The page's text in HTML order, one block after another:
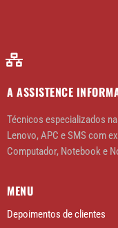
A ASSISTENCE
Técnicos especializados
Lenovo, APC e SMS com
Computador, Notebook e
MENU
Depoimentos de clientes